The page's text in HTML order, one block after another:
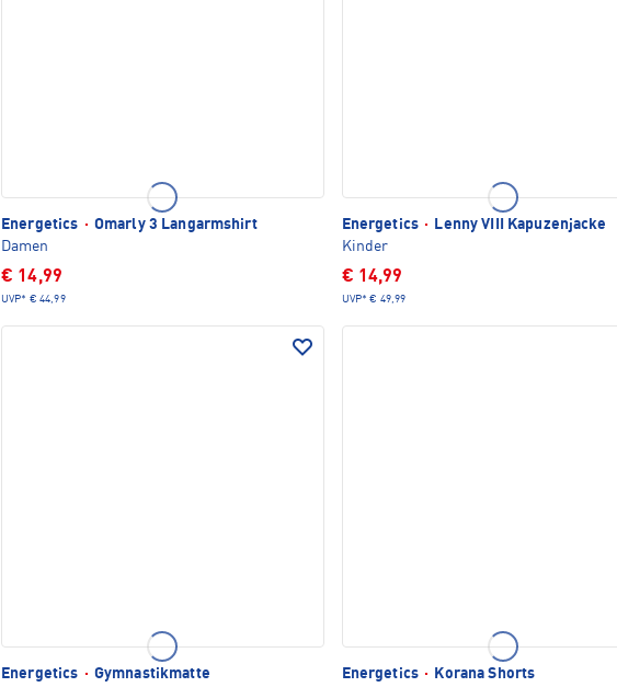
Energetics · Omarly 3 Langarmshirt
Damen
€ 14,99
UVP* € 44,99
Energetics ·
Lenny VIII Kapuzenjacke
Kinder
€ 14,99
UVP* € 49,99
Energetics · Gymnastikmatte Energetics ·
Korana Shorts